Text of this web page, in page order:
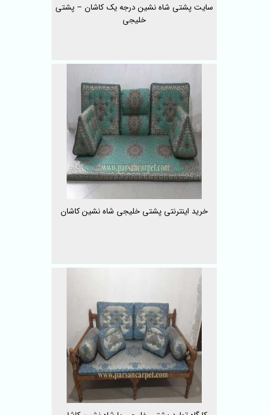
سایت پشتی شاه نشین درجه یک کاشان – پشتی
خلیجی
خرید اینترنتی پشتی خلیجی شاه نشین کاشان